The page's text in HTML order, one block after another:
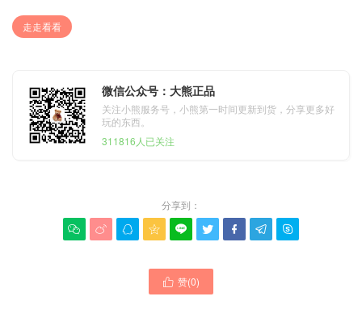
走走看看
微信公众号：大熊正品
关注小熊服务号，小熊第一时间更新到货，分享更多好
玩的东西。
311816人已关注
分享到：
        
 赞(0)